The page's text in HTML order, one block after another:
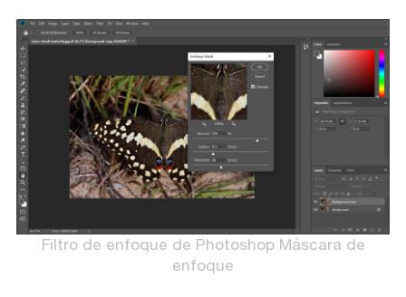
Filtro de enfoque de Photoshop Máscara de
enfoque